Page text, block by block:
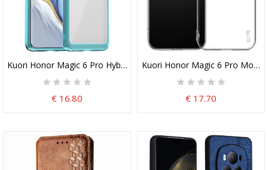
Kuori Honor Magic 6 Pro Hybridi
€ 16.80
Kuori Honor Magic 6 Pro Mofi
€ 17.70